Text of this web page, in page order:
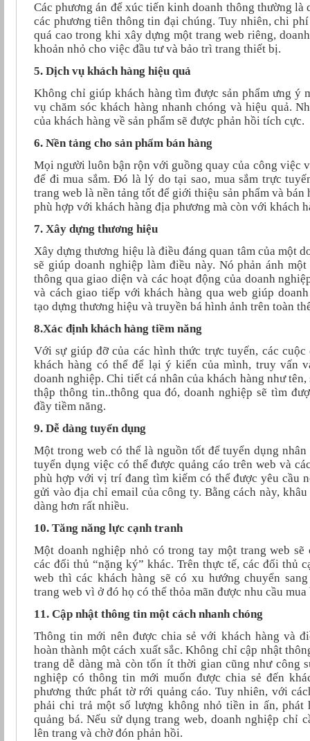
Các phương án để xúc tiến kinh doanh thông thường là
các phương tiên thông tin đại chúng. Tuy nhiên, chi
quá cao trong khi xây dựng một trang web riêng,
khoản nhỏ cho việc đầu tư và bảo trì trang thiết bị.
5. Dịch vụ khách hàng hiệu quả
Không chỉ giúp khách hàng tìm được sản phẩm ưng ý
vụ chăm sóc khách hàng nhanh chóng và hiệu quả.
của khách hàng về sản phẩm sẽ được phản hồi tích cực.
6. Nền tảng cho sản phẩm bán hàng
Mọi người luôn bận rộn với guồng quay của công việc
để đi mua sắm. Đó là lý do tại sao, mua sắm trực
trang web là nền tảng tốt để giới thiệu sản phẩm và
phù hợp với khách hàng địa phương mà còn với khách
7. Xây dựng thương hiệu
Xây dựng thương hiệu là điều đáng quan tâm của một
sẽ giúp doanh nghiệp làm điều này. Nó phản ánh
thông qua giao diện và các hoạt động của doanh
và cách giao tiếp với khách hàng qua web giúp
tạo dựng thương hiệu và truyền bá hình ảnh trên toàn
8.Xác định khách hàng tiềm năng
Với sự giúp đỡ của các hình thức trực tuyến, các cuộc
khách hàng có thể để lại ý kiến của mình, truy vấn
doanh nghiệp. Chi tiết cá nhân của khách hàng như
thập thông tin..thông qua đó, doanh nghiệp sẽ tìm
đầy tiềm năng.
9. Dễ dàng tuyển dụng
Một trong web có thể là nguồn tốt để tuyển dụng
tuyển dụng việc có thể được quảng cáo trên web và
phù hợp với vị trí đang tìm kiếm có thể được yêu cầu
gửi vào địa chỉ email của công ty. Bằng cách này,
dàng hơn rất nhiều.
10. Tăng năng lực cạnh tranh
Một doanh nghiệp nhỏ có trong tay một trang web
các đối thủ “nặng ký” khác. Trên thực tế, các đối thủ
web thì các khách hàng sẽ có xu hướng chuyển
trang web vì ở đó họ có thể thỏa mãn được nhu cầu mua
11. Cập nhật thông tin một cách nhanh chóng
Thông tin mới nên được chia sẻ với khách hàng và
hoàn thành một cách xuất sắc. Không chỉ cập nhật
trang dễ dàng mà còn tốn ít thời gian cũng như công
nghiệp có thông tin mới muốn được chia sẻ đến
phương thức phát tờ rới quảng cáo. Tuy nhiên, với
phải chi trả một số lượng không nhỏ tiền in ấn, phát
quảng bá. Nếu sử dụng trang web, doanh nghiệp chỉ
lên trang và chờ đón phản hồi.